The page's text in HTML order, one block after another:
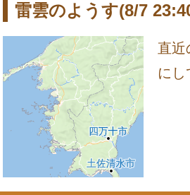
雷雲のようす(8/7
直近
にし